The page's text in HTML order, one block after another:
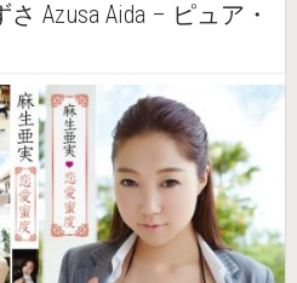
さ Azusa Aida – ピュア・